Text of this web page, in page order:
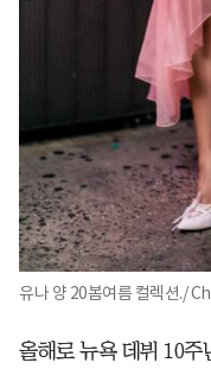
유나 양 20봄여름 컬렉션./
올해로 뉴욕 데뷔 10주